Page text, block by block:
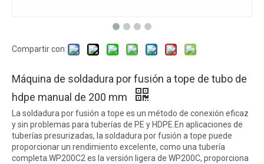
Compartir con:
Máquina de soldadura por fusión a tope de tubo de
hdpe manual de 200 mm
La soldadura por fusión a tope es un método de conexión eficaz
y sin problemas para tuberías de PE y HDPE.En aplicaciones de
tuberías presurizadas, la soldadura por fusión a tope puede
proporcionar un rendimiento excelente, como una tubería
completa.WP200C2 es la versión ligera de WP200C, proporciona